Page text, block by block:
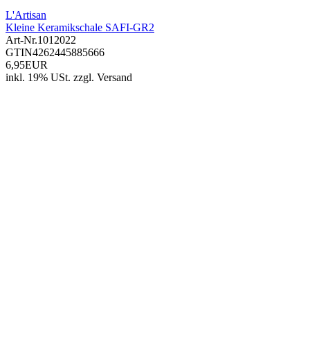
L'Artisan
Kleine Keramikschale SAFI-GR2
Art-Nr.1012022
GTIN4262445885666
6,95EUR
inkl. 19% USt. zzgl. Versand